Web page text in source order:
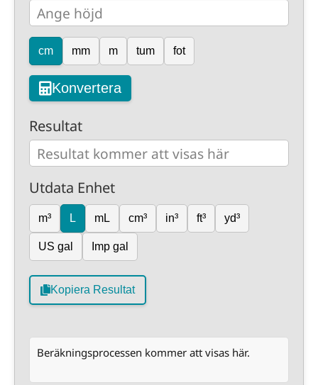
cm mm m tum fot
Konvertera
Resultat
Utdata Enhet
m³ L mL cm³ in³ ft³ yd³
US gal Imp gal
Kopiera Resultat
Beräkningsprocessen kommer att visas här.